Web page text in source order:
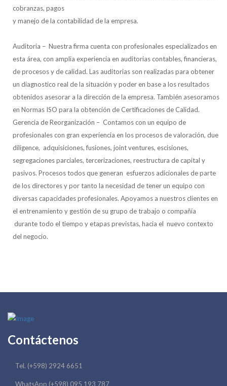
cobranzas, pagos
y manejo de la contabilidad de la empresa.
Auditoria – Nuestra firma cuenta con profesionales especializados en
esta área, con amplia experiencia en auditorias contables, financieras,
de procesos y de calidad. Las auditorias son realizadas para obtener
un diagnostico real de la situación y poder en base a los resultados
obtenidos asesorar a la dirección de la empresa. También asesoramos
en Normas ISO para la obtención de Certificaciones de Calidad.
Gerencia de Reorganización – Contamos con un equipo de
profesionales con gran experiencia en los procesos de valoración, due
diligence, adquisiciones, fusiones, joint ventures, escisiones,
segregaciones parciales, tercerizaciones, reestructura de capital y
pasivos. Procesos todos que generan esfuerzos adicionales de parte
de los directores y por tanto la necesidad de tener un equipo con
diversas capacidades profesionales. Apoyamos a nuestros clientes en
el entrenamiento y gestión de su grupo de trabajo o compañía
durante todo el tiempo y etapas previstas, hacia el nuevo contexto
del negocio.
Contáctenos
Tel. (+598) 2924 6651
WhatsApp (+598) 095 193 787